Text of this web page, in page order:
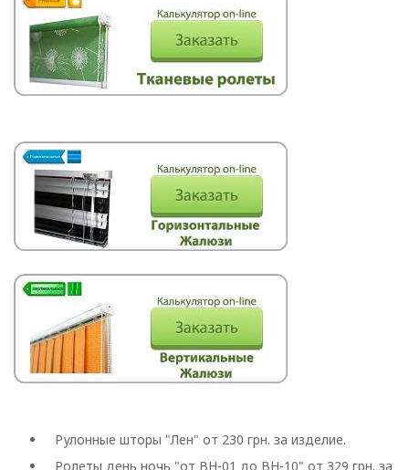
Roman
Рулонные шторы "Лен" от 230 грн. за изделие.
Ролеты день ночь "от BH-01 до BH-10" от 329 грн. за